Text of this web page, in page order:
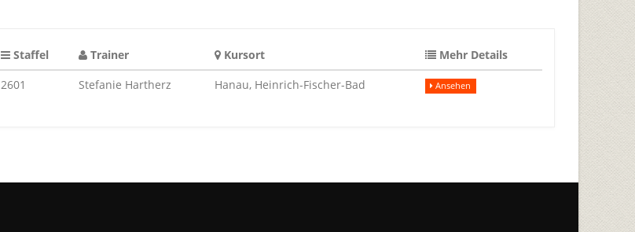
Staffel Trainer Kursort
Mehr Details
2601 Stefanie Hartherz Hanau, Heinrich-Fischer-Bad Ansehen